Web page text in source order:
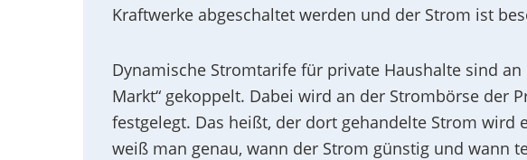
Kraftwerke abgeschaltet werden und der Strom ist
Dynamische Stromtarife für private Haushalte sind an
Markt“ gekoppelt. Dabei wird an der Strombörse der
festgelegt. Das heißt, der dort gehandelte Strom wird
weiß man genau, wann der Strom günstig und wann